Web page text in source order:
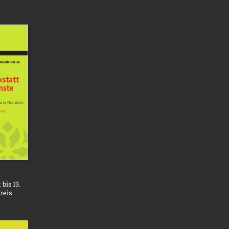
13.